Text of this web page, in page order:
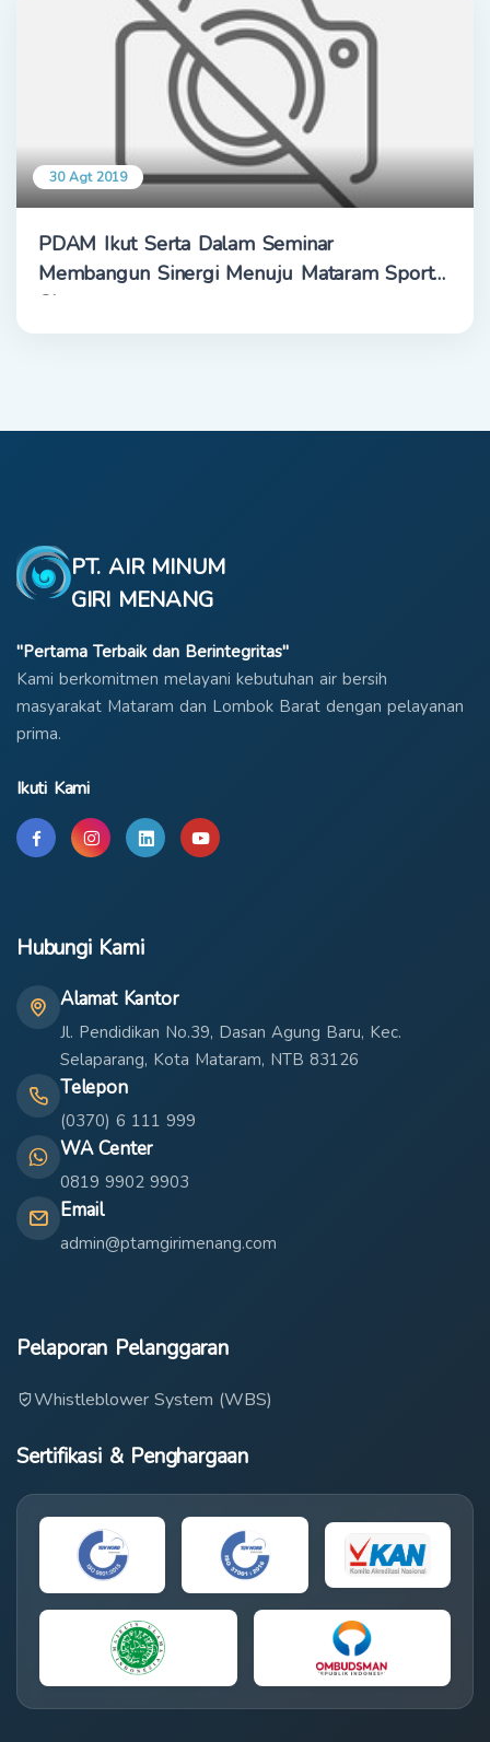
30 Agt 2019
PDAM Ikut Serta Dalam Seminar
Membangun Sinergi Menuju Mataram Sport
City
PT. AIR MINUM
GIRI MENANG
"Pertama Terbaik dan Berintegritas"
Kami berkomitmen melayani kebutuhan air bersih
masyarakat Mataram dan Lombok Barat dengan pelayanan
prima.
Ikuti Kami
Hubungi Kami
Alamat Kantor
Jl. Pendidikan No.39, Dasan Agung Baru, Kec.
Selaparang, Kota Mataram, NTB 83126
Telepon
(0370) 6 111 999
WA Center
0819 9902 9903
Email
admin@ptamgirimenang.com
Pelaporan Pelanggaran
Whistleblower System (WBS)
Sertifikasi & Penghargaan